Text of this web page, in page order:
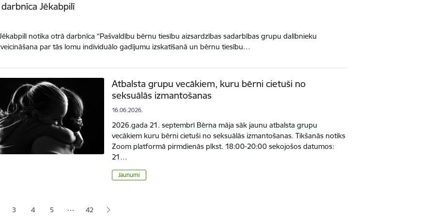
Jēkabpilī
notika otrā darbnīca “Pašvaldību bērnu tiesību aizsardzības sadarbības grupu dalībnieku
par tās lomu individuālo gadījumu izskatīšanā un bērnu tiesību…
Atbalsta grupu vecākiem, kuru bērni cietuši no
seksuālās izmantošanas
16.06.2026.
2026.gada 21. septembrī Bērna māja sāk jaunu atbalsta grupu
vecākiem kuru bērni cietuši no seksuālās izmantošanas. Tikšanās notiks
Zoom platformā pirmdienās plkst. 18:00-20:00 sekojošos datumos:
21…
Jaunumi
lapaLapa
3 Lapa
4 Lapa
5 … 42